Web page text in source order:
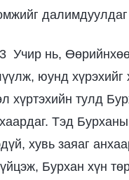
далимдуулдаг
3 Учир нь,
юунд хүрэхийг
хүртэхийн тулд
Тэд Бурханы
хувь заяаг
Бурхан хүн